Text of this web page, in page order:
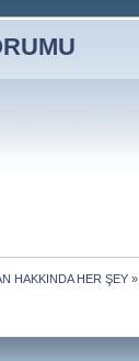
HAKKINDA HER ŞEY»